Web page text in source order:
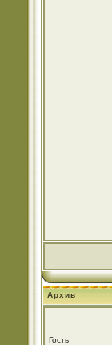
Архив
Гость